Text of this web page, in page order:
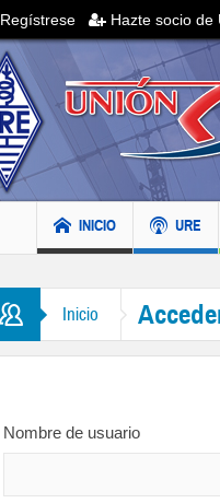
Regístrese Hazte socio de
INICIO URE
Inicio
Nombre de usuario